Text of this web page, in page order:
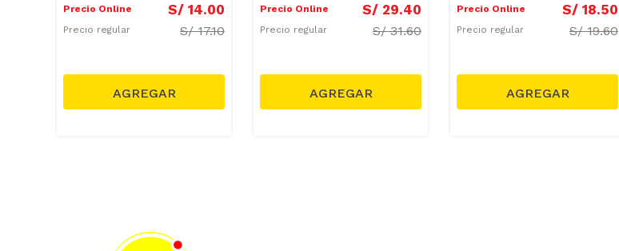
Precio Online S/ 14.00
Precio regular S/17.10
Precio Online S/ 29.40
Precio regular S/31.60
Precio Online S/ 18.50
Precio regular S/19.60